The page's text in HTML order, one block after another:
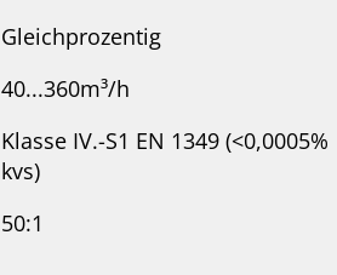
Gleichprozentig
40...360m³/h
Klasse IV.-S1 EN 1349 (<0,0005%
kvs)
50:1